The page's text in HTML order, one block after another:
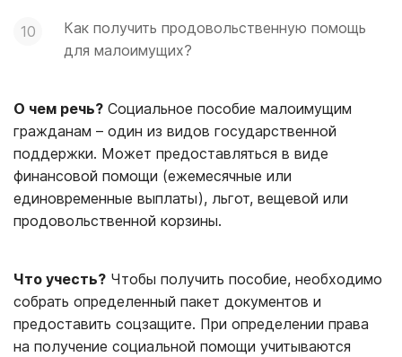
Как получить продовольственную помощь
для малоимущих?
О чем речь? Социальное пособие малоимущим
гражданам – один из видов государственной
поддержки. Может предоставляться в виде
финансовой помощи (ежемесячные или
единовременные выплаты), льгот, вещевой или
продовольственной корзины.
Что учесть? Чтобы получить пособие, необходимо
собрать определенный пакет документов и
предоставить соцзащите. При определении права
на получение социальной помощи учитываются